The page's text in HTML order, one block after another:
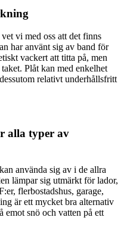
vi med oss att det finns
har använt sig av band för
vackert att titta på, men
Plåt kan med enkelhet
relativt underhållsfritt
alla typer av
använda sig av i de allra
lämpar sig utmärkt för lador,
flerbostadshus, garage,
är ett mycket bra alternativ
emot snö och vatten på ett